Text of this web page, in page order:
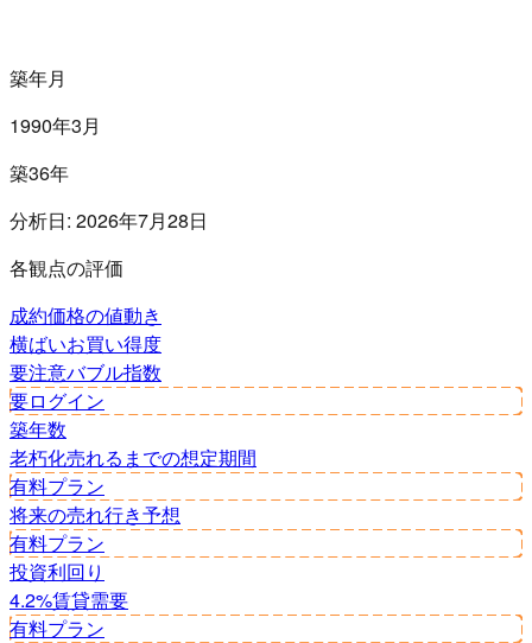
築年月
1990年3月
築36年
分析日: 2026年7月28日
各観点の評価
成約価格の値動き
横ばいお買い得度
要注意バブル指数
要ログイン
築年数
老朽化売れるまでの想定期間
有料プラン
将来の売れ行き予想
有料プラン
投資利回り
4.2%賃貸需要
有料プラン